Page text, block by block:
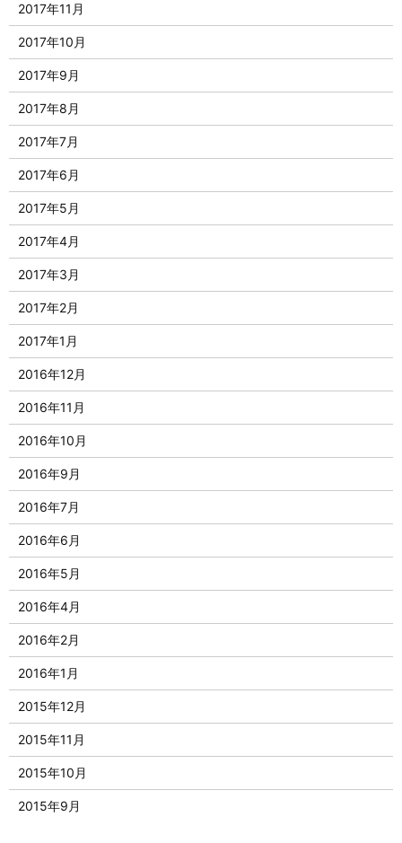
2017年11月
2017年10月
2017年9月
2017年8月
2017年7月
2017年6月
2017年5月
2017年4月
2017年3月
2017年2月
2017年1月
2016年12月
2016年11月
2016年10月
2016年9月
2016年7月
2016年6月
2016年5月
2016年4月
2016年2月
2016年1月
2015年12月
2015年11月
2015年10月
2015年9月